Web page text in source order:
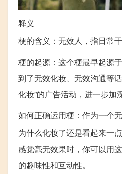
释义
梗的含义：无效人，指日常
梗的起源：这个梗最早起源
到了无效化妆、无效沟通等
化妆”的广告活动，进一步加
如何正确运用梗：作为一个
为什么化妆了还是看起来一
感觉毫无效果时，你可以用
的趣味性和互动性。